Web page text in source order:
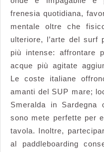
frenesia quotidiana,
mentale oltre che
ulteriore, l’arte del surf
più intense: affrontare
acque più agitate
Le coste italiane
amanti del SUP mare;
Smeralda in
sono mete perfette per
tavola. Inoltre,
al paddleboarding